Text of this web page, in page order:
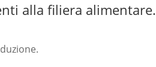
alla filiera alimentare.